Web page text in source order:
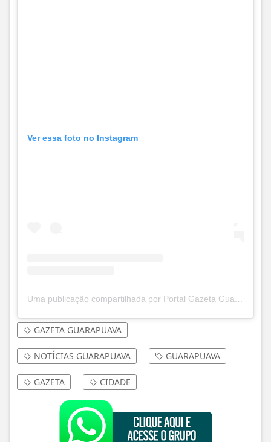
Ver essa foto no Instagram
Uma publicação compartilhada por Portal Gazeta Guarapuava (GZT) (@gazeta_guarapuava)
GAZETA GUARAPUAVA
NOTÍCIAS GUARAPUAVA GUARAPUAVA
GAZETA CIDADE